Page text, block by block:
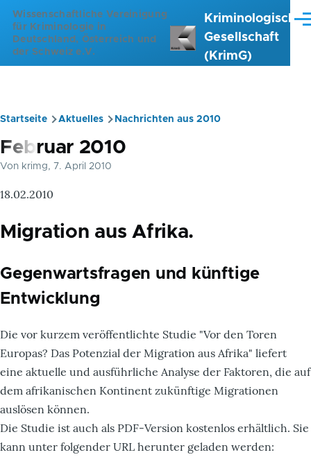
Direkt zum Inhalt
Wissenschaftliche Vereinigung
für Kriminologie in
Deutschland, Österreich und
der Schweiz e.V.
Kriminologische
Gesellschaft
(KrimG)
Pfadnavigation
Startseite Aktuelles Nachrichten aus 2010
Februar 2010
Von krimg, 7. April 2010
18.02.2010
Migration aus Afrika.
Gegenwartsfragen und künftige
Entwicklung
Die vor kurzem veröffentlichte Studie "Vor den Toren
Europas? Das Potenzial der Migration aus Afrika" liefert
eine aktuelle und ausführliche Analyse der Faktoren, die auf
dem afrikanischen Kontinent zukünftige Migrationen
auslösen können.
Die Studie ist auch als PDF-Version kostenlos erhältlich. Sie
kann unter folgender URL herunter geladen werden: